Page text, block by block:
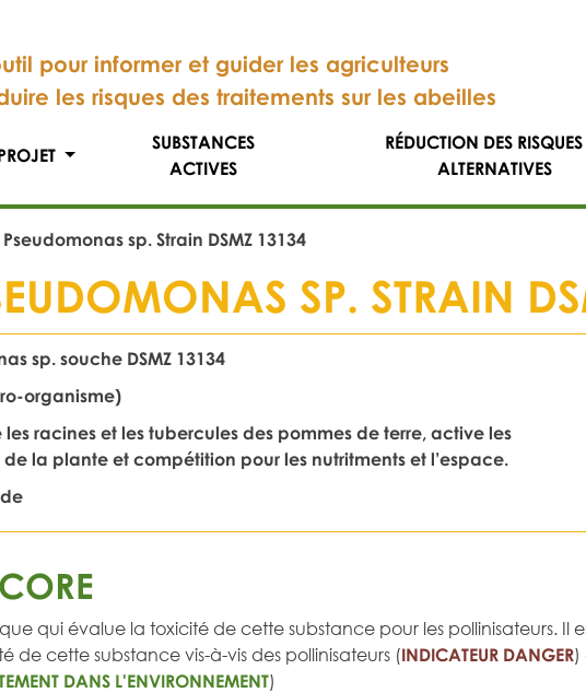
pour informer et guider les agriculteurs
les risques des traitements sur les abeilles
SUBSTANCES
ACTIVES
RÉDUCTION DES RISQUES
ALTERNATIVES
Pseudomonas sp. Strain DSMZ 13134
SP. STRAIN
sp. souche DSMZ 13134
organisme)
les racines et les tubercules des pommes de terre, active les
la plante et compétition pour les nutritments et l’espace.
qui évalue la toxicité de cette substance pour les pollinisateurs.
de cette substance vis-à-vis des pollinisateurs (INDICATEUR DANGER)
DANS L'ENVIRONNEMENT)